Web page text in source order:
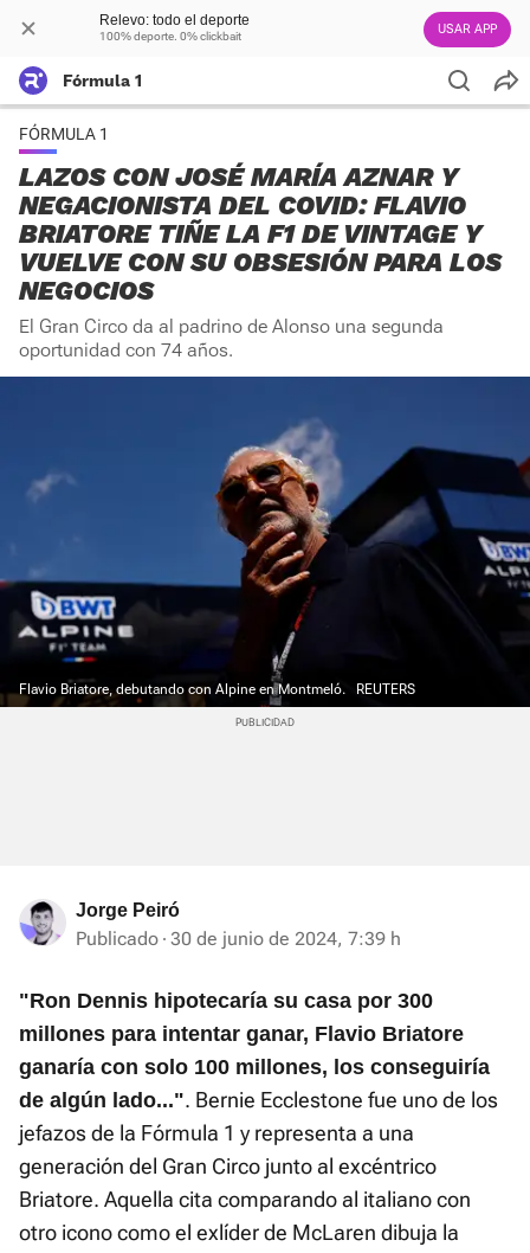
Relevo: todo el deporte
100% deporte. 0% clickbait USAR APP
Fórmula 1
FÓRMULA 1
LAZOS CON JOSÉ MARÍA AZNAR Y
NEGACIONISTA DEL COVID: FLAVIO
BRIATORE TIÑE LA F1 DE VINTAGE Y
VUELVE CON SU OBSESIÓN PARA LOS
NEGOCIOS
El Gran Circo da al padrino de Alonso una segunda
oportunidad con 74 años.
Flavio Briatore, debutando con Alpine en Montmeló. REUTERS
Jorge Peiró
Publicado 30 de junio de 2024, 7:39 h
"Ron Dennis hipotecaría su casa por 300
millones para intentar ganar, Flavio Briatore
ganaría con solo 100 millones, los conseguiría
de algún lado...". Bernie Ecclestone fue uno de los
jefazos de la Fórmula 1 y representa a una
generación del Gran Circo junto al excéntrico
Briatore. Aquella cita comparando al italiano con
otro icono como el exlíder de McLaren dibuja la